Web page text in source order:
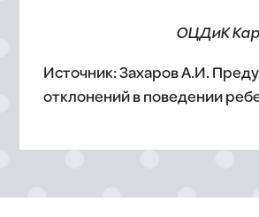
ОЦДиК
Источник: Захаров А.И.
отклонений в поведении